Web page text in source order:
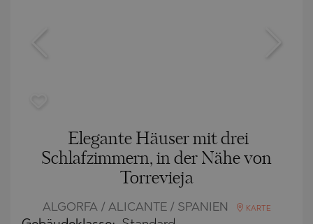
Elegante Häuser mit drei
Schlafzimmern, in der Nähe von
Torrevieja
ALGORFA / ALICANTE / SPANIEN KARTE